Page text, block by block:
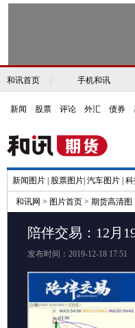
和讯首页 手机和讯
新闻 股票 评论 外汇 债券
新闻图片 股票图片 汽车图片
和讯网 > 图片首页 > 期货高清图
陪伴交易：12月
发布时间：2019-12-18 17:51